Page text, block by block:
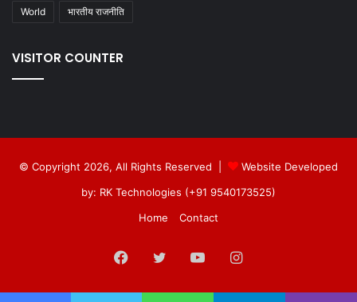
World भारतीय राजनीति
VISITOR COUNTER
© Copyright 2026, All Rights Reserved |
Website Developed
by: RK Technologies (+91 9540173525)
Home
Contact
Facebook
TwitterYouTubeInstagram